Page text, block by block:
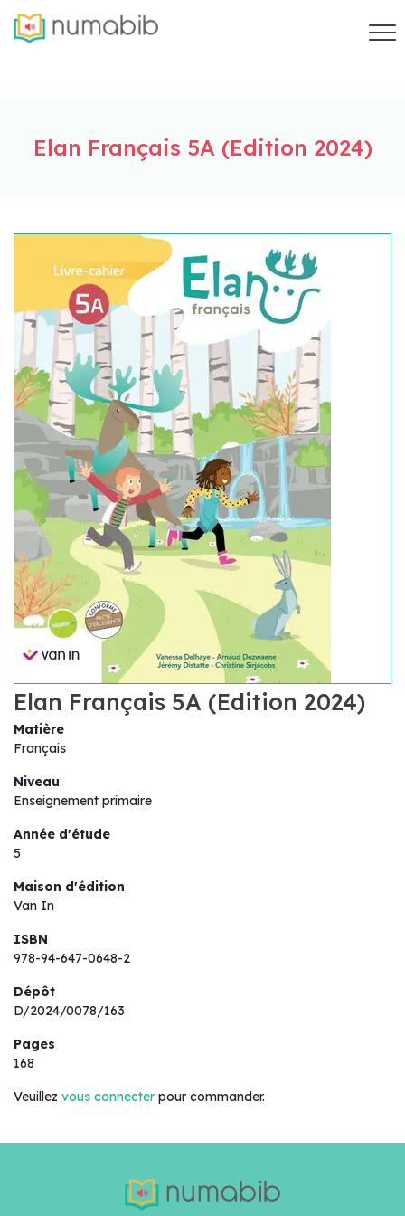
Elan Français 5A (Edition 2024)
Elan Français 5A (Edition 2024)
Matière
Français
Niveau
Enseignement primaire
Année d'étude
5
Maison d'édition
Van In
ISBN
978-94-647-0648-2
Dépôt
D/2024/0078/163
Pages
168
Veuillez vous connecter pour commander.